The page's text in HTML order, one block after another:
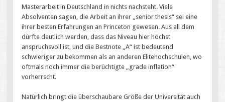
Masterarbeit in Deutschland in nichts nachsteht. Viele
Absolventen sagen, die Arbeit an ihrer „senior thesis“ sei eine
ihrer besten Erfahrungen an Princeton gewesen. Aus all dem
dürfte deutlich werden, dass das Niveau hier höchst
anspruchsvoll ist, und die Bestnote „A“ ist bedeutend
schwieriger zu bekommen als an anderen Elitehochschulen, wo
oftmals noch immer die berüchtigte „grade inflation“
vorherrscht.
Natürlich bringt die überschaubare Größe der Universität auch